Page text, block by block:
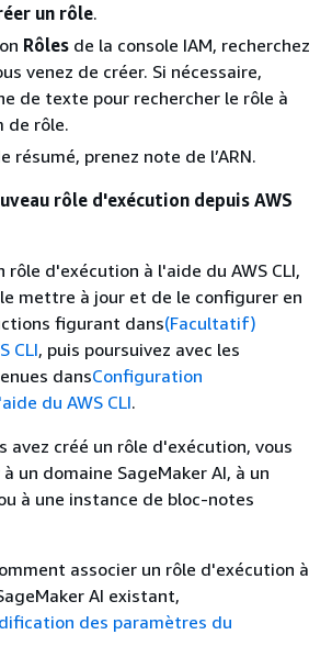
un rôle.
Rôles de la console IAM, recherchez
venez de créer. Si nécessaire,
de texte pour rechercher le rôle à
de rôle.
résumé, prenez note de l’ARN.
rôle d'exécution depuis AWS
rôle d'exécution à l'aide du AWS CLI,
mettre à jour et de le configurer en
figurant dans(Facultatif)
CLI, puis poursuivez avec les
dansConfiguration
du AWS CLI.
avez créé un rôle d'exécution, vous
un domaine SageMaker AI, à un
à une instance de bloc-notes
associer un rôle d'exécution à
AI existant,
des paramètres du